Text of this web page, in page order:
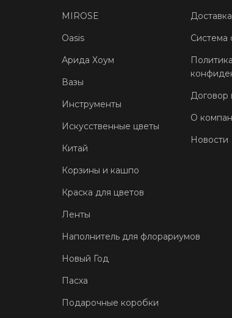
MIROSE
Oasis
Арида Хоум
Вазы
Инструменты
Искусственные цветы
Китай
Корзины и кашпо
Краска для цветов
Ленты
Наполнитель для флорариумов
Новый Год
Пасха
Подарочные коробки
Доставка
Система
Политика
Договор
О
Новости